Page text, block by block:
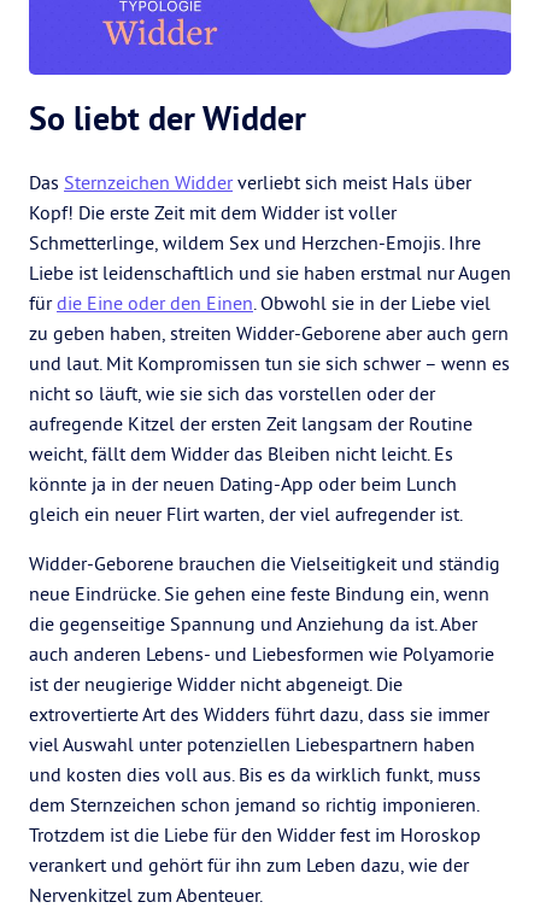
So liebt der Widder
Das Sternzeichen Widderverliebt sich meist Hals über
Kopf! Die erste Zeit mit dem Widder ist voller
Schmetterlinge, wildem Sex und Herzchen-Emojis. Ihre
Liebe ist leidenschaftlich und sie haben erstmal nur Augen
fürdie Eine oder den Einen. Obwohl sie in der Liebe viel
zu geben haben, streiten Widder-Geborene aber auch gern
und laut. Mit Kompromissen tun sie sich schwer – wenn es
nicht so läuft, wie sie sich das vorstellen oder der
aufregende Kitzel der ersten Zeit langsam der Routine
weicht, fällt dem Widder das Bleiben nicht leicht. Es
könnte ja in der neuen Dating-App oder beim Lunch
gleich ein neuer Flirt warten, der viel aufregender ist.
Widder-Geborene brauchen die Vielseitigkeit und ständig
neue Eindrücke. Sie gehen eine feste Bindung ein, wenn
die gegenseitige Spannung und Anziehung da ist. Aber
auch anderen Lebens- und Liebesformen wie Polyamorie
ist der neugierige Widder nicht abgeneigt. Die
extrovertierte Art des Widders führt dazu, dass sie immer
viel Auswahl unter potenziellen Liebespartnern haben
und kosten dies voll aus. Bis es da wirklich funkt, muss
dem Sternzeichen schon jemand so richtig imponieren.
Trotzdem ist die Liebe für den Widder fest im Horoskop
verankert und gehört für ihn zum Leben dazu, wie der
Nervenkitzel zum Abenteuer.